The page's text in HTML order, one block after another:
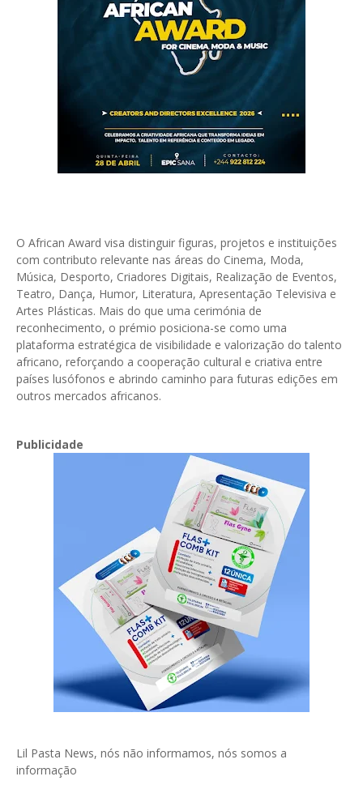
O African Award visa distinguir figuras, projetos e instituições
com contributo relevante nas áreas do Cinema, Moda,
Música, Desporto, Criadores Digitais, Realização de Eventos,
Teatro, Dança, Humor, Literatura, Apresentação Televisiva e
Artes Plásticas. Mais do que uma cerimónia de
reconhecimento, o prémio posiciona-se como uma
plataforma estratégica de visibilidade e valorização do talento
africano, reforçando a cooperação cultural e criativa entre
países lusófonos e abrindo caminho para futuras edições em
outros mercados africanos.
Publicidade
Lil Pasta News, nós não informamos, nós somos a
informação